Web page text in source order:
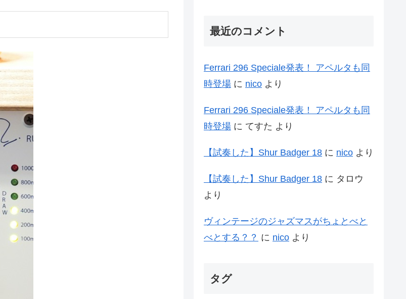
最近のコメント
Ferrari 296 Speciale発表！ アペルタも同
時登場 に nico より
Ferrari 296 Speciale発表！ アペルタも同
時登場 に てすた より
【試奏した】Shur Badger 18 に nico より
【試奏した】Shur Badger 18 に タロウ
より
ヴィンテージのジャズマスがちょとべと
べとする？？ に nico より
タグ